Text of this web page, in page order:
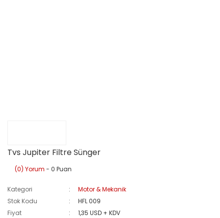
Tvs Jupiter Filtre Sünger
(0) Yorum - 0 Puan
Kategori
Motor & Mekanik
Stok Kodu
HFL 009
Fiyat
1,35 USD + KDV